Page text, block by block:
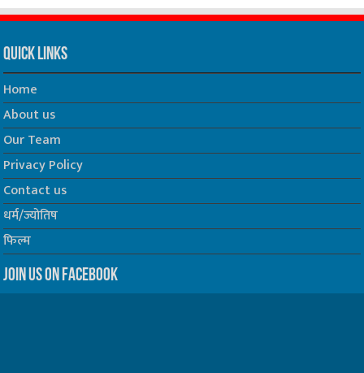
Quick Links
Home
About us
Our Team
Privacy Policy
Contact us
धर्म/ज्योतिष
फिल्म
Join us on Facebook